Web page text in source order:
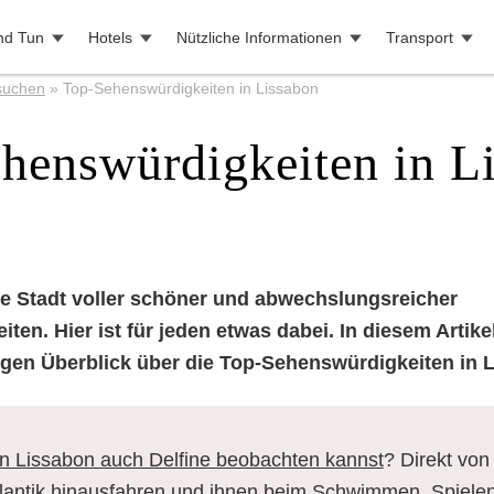
Tun Hotels Nützliche Informationen Transport
» Top-Sehenswürdigkeiten in Lissabon
in
Stadt voller schöner und abwechslungsreicher
Hier ist für jeden etwas dabei. In diesem
Überblick über die Top-Sehenswürdigkeiten in
Lissabon auch Delfine beobachten kannst? Direkt